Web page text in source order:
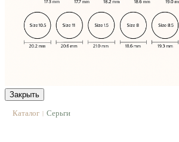
Закрыть
Каталог | Серьги